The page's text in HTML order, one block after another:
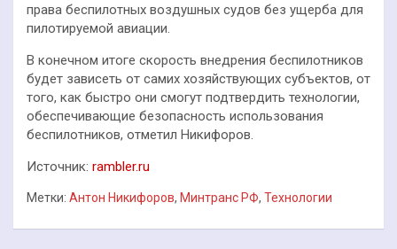
права беспилотных воздушных судов без ущерба для
пилотируемой авиации.
В конечном итоге скорость внедрения беспилотников
будет зависеть от самих хозяйствующих субъектов, от
того, как быстро они смогут подтвердить технологии,
обеспечивающие безопасность использования
беспилотников, отметил Никифоров.
Источник: rambler.ru
Метки: Антон Никифоров, Минтранс РФ, Технологии